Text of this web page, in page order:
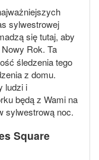
sylwestrowej
się tutaj, aby
Rok. Ta
śledzenia tego
z domu.
ludzi i
będą z Wami na
sylwestrową noc.
Square